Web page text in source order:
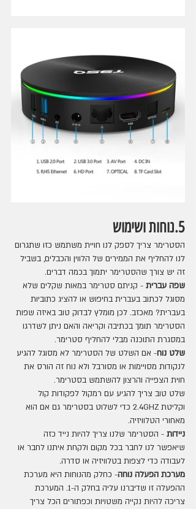
5.נוחות ושימוש
הסטרימר צריך לספק לנו חויית משתמש כזו שתגרום
לנו להחליף את הממירים של הלווין והכבלים, בשביל
זה יש צורך שהסטרימר יתמוך בכמה דברים.
שפה עברית - קניתם סטרימר במאות שקלים שלא
מסוגל לכתוב בעברית בחיפוש או להציג כתוביות
בעברית? מאכזב. לכן מומלץ לבדוק טוב באיזה שפות
הסטרימר תומך בכתיבה וקריאה והאם ניתן לשדרגו
במסגרת התוכנה מבלי להחליף סטרימר.
שלט נוח- אם השלט של הסטרימר לא מסוגל להגיע
לנקודות מסויימות או מסורבל ולא נוח זה הורס את
חוית הצפייה והרצון להשתמש בסטרימר.
שלט טוב צריך להגיע עם רמקול לפקודות קול
וקליטת 2.4GHZ כדי לשלוט בסטרימר גם אם הוא
מאחורי הטלוויזיה.
ניידות - הסטרימר שלנו צריך להיות נייד כזה
שיאפשר לנו לחבר בכל מקום ולקחת איתנו לחבר או
לעבודה כדי לצפות בטלוויזיה או סדרה.
מערכת הפעלה נוחה- כחלק מהנוחות היא מערכת
ההפעלה זו שדיברנו עליה בחלק ה-1. המערכת
צריכה להיות נקייה משטויות וכפתורים הכל צריך